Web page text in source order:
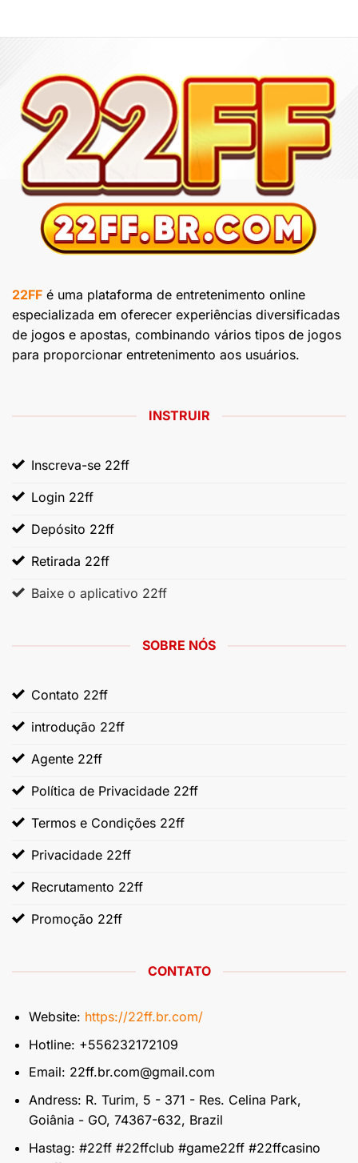
22FF é uma plataforma de entretenimento online
especializada em oferecer experiências diversificadas
de jogos e apostas, combinando vários tipos de jogos
para proporcionar entretenimento aos usuários.
INSTRUIR
Inscreva-se 22ff
Login 22ff
Depósito 22ff
Retirada 22ff
Baixe o aplicativo 22ff
SOBRE NÓS
Contato 22ff
introdução 22ff
Agente 22ff
Política de Privacidade 22ff
Termos e Condições 22ff
Privacidade 22ff
Recrutamento 22ff
Promoção 22ff
CONTATO
Website: https://22ff.br.com/
Hotline: +556232172109
Email: 22ff.br.com@gmail.com
Andress: R. Turim, 5 - 371 - Res. Celina Park,
Goiânia - GO, 74367-632, Brazil
Hastag: #22ff #22ffclub #game22ff #22ffcasino